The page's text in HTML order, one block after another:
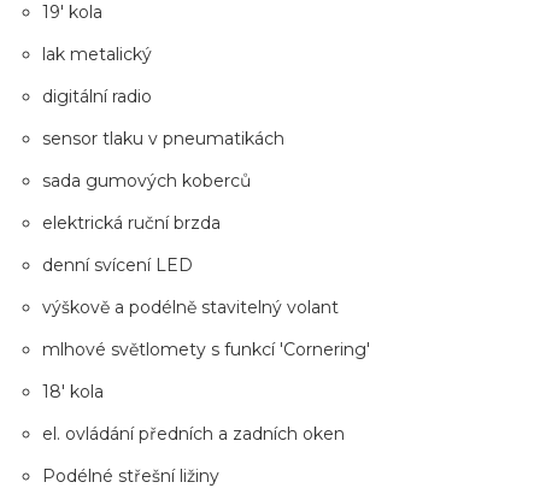
19' kola
lak metalický
digitální radio
sensor tlaku v pneumatikách
sada gumových koberců
elektrická ruční brzda
denní svícení LED
výškově a podélně stavitelný volant
mlhové světlomety s funkcí 'Cornering'
18' kola
el. ovládání předních a zadních oken
Podélné střešní ližiny